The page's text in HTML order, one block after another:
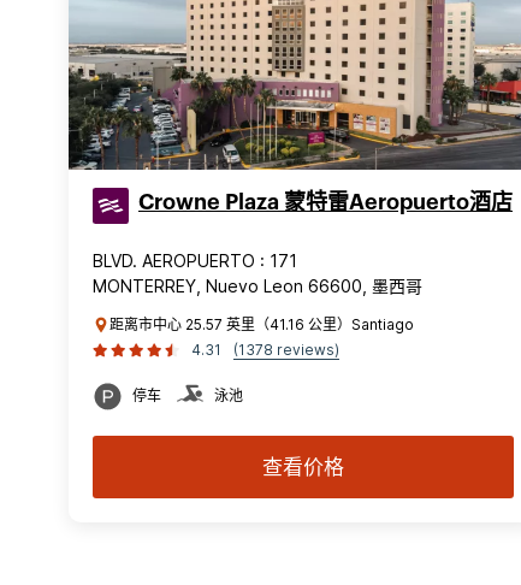
Crowne Plaza 蒙特雷Aeropuerto酒店
BLVD. AEROPUERTO : 171
MONTERREY, Nuevo Leon 66600, 墨西哥
距离市中心 25.57 英里（41.16 公里）Santiago
4.31
(1378 reviews)
停车 泳池
查看价格